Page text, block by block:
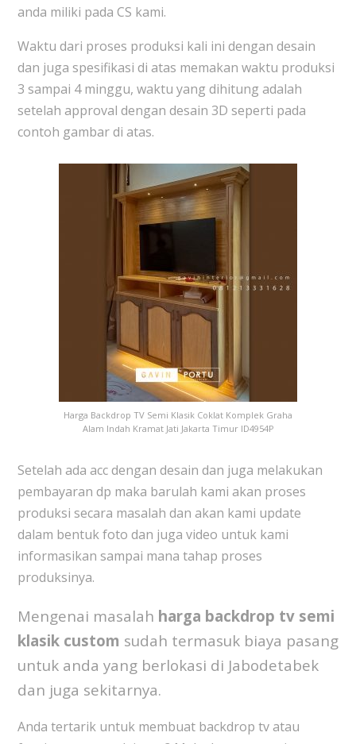
anda miliki pada CS kami.
Waktu dari proses produksi kali ini dengan desain
dan juga spesifikasi di atas memakan waktu produksi
3 sampai 4 minggu, waktu yang dihitung adalah
setelah approval dengan desain 3D seperti pada
contoh gambar di atas.
Harga Backdrop TV Semi Klasik Coklat Komplek Graha
Alam Indah Kramat Jati Jakarta Timur ID4954P
Setelah ada acc dengan desain dan juga melakukan
pembayaran dp maka barulah kami akan proses
produksi secara masalah dan akan kami update
dalam bentuk foto dan juga video untuk kami
informasikan sampai mana tahap proses
produksinya.
Mengenai masalah harga backdrop tv semi
klasik custom sudah termasuk biaya pasang
untuk anda yang berlokasi di Jabodetabek
dan juga sekitarnya.
Anda tertarik untuk membuat backdrop tv atau